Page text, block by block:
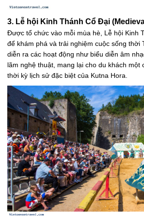
3. Lễ hội Kinh Thánh Cổ Đại
Được tổ chức vào mỗi mùa hè, Lễ hội Kinh
để khám phá và trải nghiệm cuộc sống thời
diễn ra các hoạt động như biểu diễn âm
lãm nghệ thuật, mang lại cho du khách một
thời kỳ lịch sử đặc biệt của Kutna Hora.